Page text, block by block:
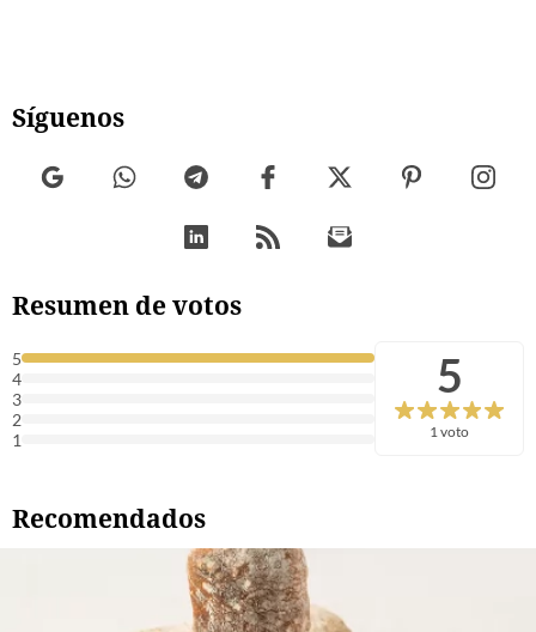
Síguenos
Resumen de votos
5
4
3
2
1
5
1 voto
Recomendados